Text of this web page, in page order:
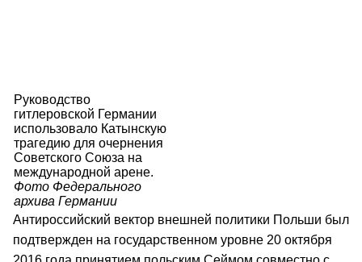
Руководство
гитлеровской Германии
использовало Катынскую
трагедию для очернения
Советского Союза на
международной арене.
Фото Федерального
архива Германии
Антироссийский вектор внешней политики Польши был
подтвержден на государственном уровне 20 октября